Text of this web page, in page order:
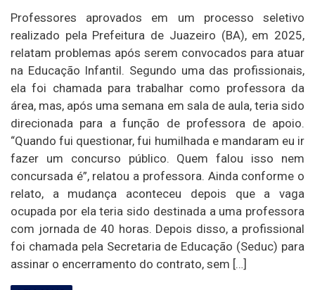
Professores aprovados em um processo seletivo
realizado pela Prefeitura de Juazeiro (BA), em 2025,
relatam problemas após serem convocados para atuar
na Educação Infantil. Segundo uma das profissionais,
ela foi chamada para trabalhar como professora da
área, mas, após uma semana em sala de aula, teria sido
direcionada para a função de professora de apoio.
“Quando fui questionar, fui humilhada e mandaram eu ir
fazer um concurso público. Quem falou isso nem
concursada é”, relatou a professora. Ainda conforme o
relato, a mudança aconteceu depois que a vaga
ocupada por ela teria sido destinada a uma professora
com jornada de 40 horas. Depois disso, a profissional
foi chamada pela Secretaria de Educação (Seduc) para
assinar o encerramento do contrato, sem […]